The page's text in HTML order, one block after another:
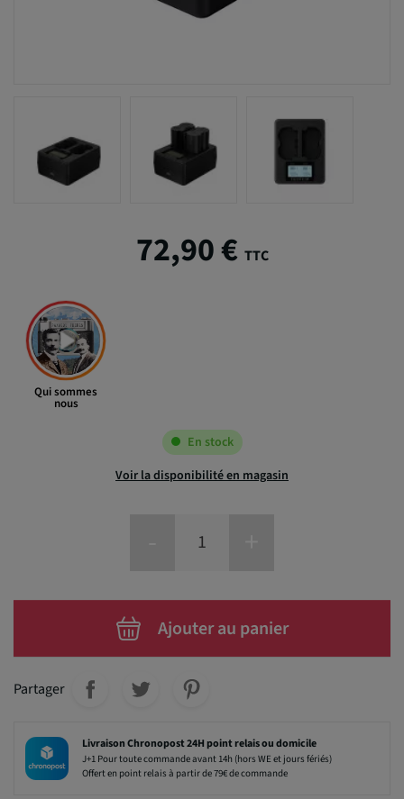
72,90 € TTC
Qui sommes
nous
En stock
Voir la disponibilité en magasin
Ajouter au panier
Partager
Livraison Chronopost 24H point relais ou domicile
J+1 Pour toute commande avant 14h (hors WE et jours fériés)
Offert en point relais à partir de 79€ de commande